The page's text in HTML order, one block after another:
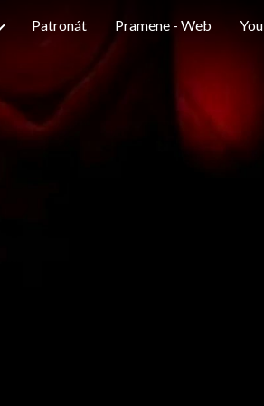
Patronát Pramene - Web